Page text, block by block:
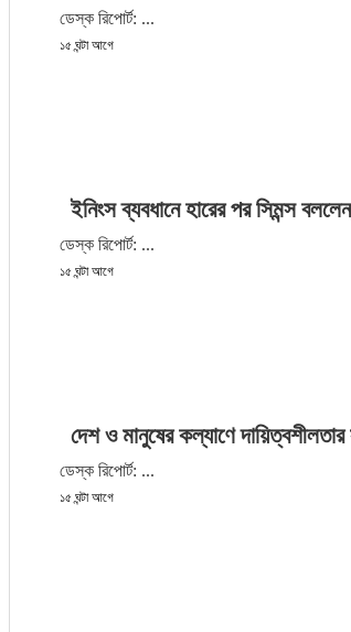
ডেস্ক রিপোর্ট: ...
১৫ ঘন্টা আগে
ইনিংস ব্যবধানে হারের পর সিমন্স
ডেস্ক রিপোর্ট: ...
১৫ ঘন্টা আগে
দেশ ও মানুষের কল্যাণে
ডেস্ক রিপোর্ট: ...
১৫ ঘন্টা আগে